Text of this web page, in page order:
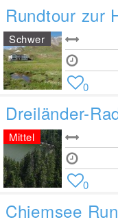
Rundtour zur
Schwer
0
Dreiländer-
Mittel
0
Chiemsee